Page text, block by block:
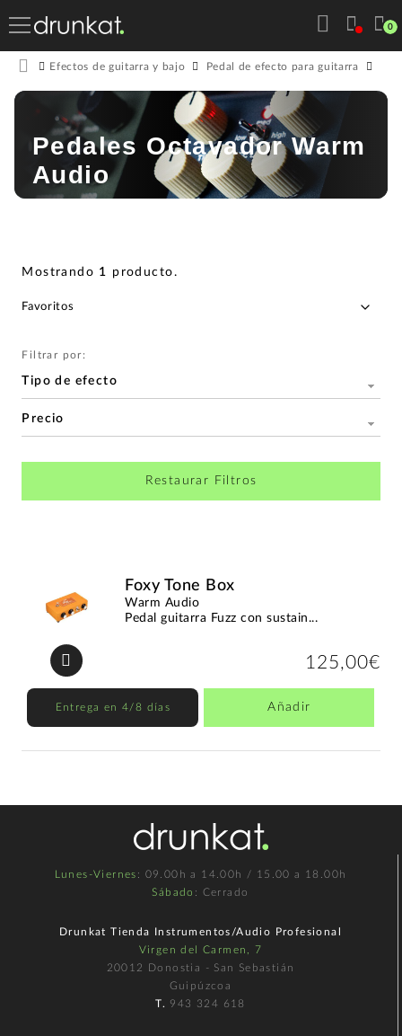
0
Efectos de guitarra y bajo Pedal de efecto para guitarra
Pedales Octavador Warm
Audio
Mostrando 1 producto.
Filtrar por:
Tipo de efecto
Precio
Restaurar Filtros
Foxy Tone Box
Warm Audio
Pedal guitarra Fuzz con sustain...
125,00€
Entrega en 4/8 días Añadir
Lunes-Viernes : 09.00h a 14.00h / 15.00 a 18.00h
Sábado : Cerrado
Drunkat Tienda Instrumentos/Audio Profesional
Virgen del Carmen, 7
20012 Donostia - San Sebastián
Guipúzcoa
T. 943 324 618